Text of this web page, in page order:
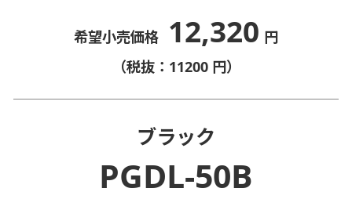
希望小売価格 12,320 円
（税抜：11200 円）
ブラック
PGDL-50B